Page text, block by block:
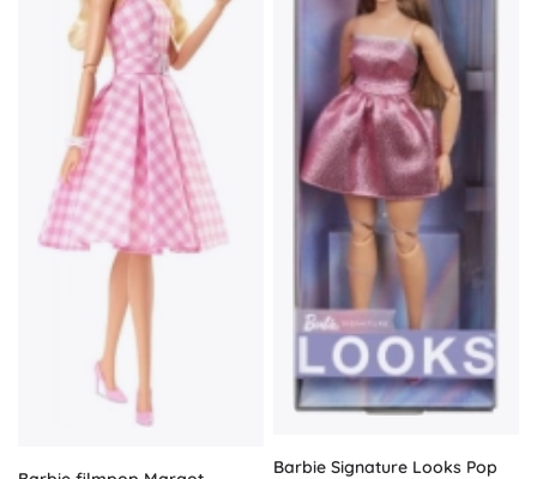
Barbie Signature Looks Pop